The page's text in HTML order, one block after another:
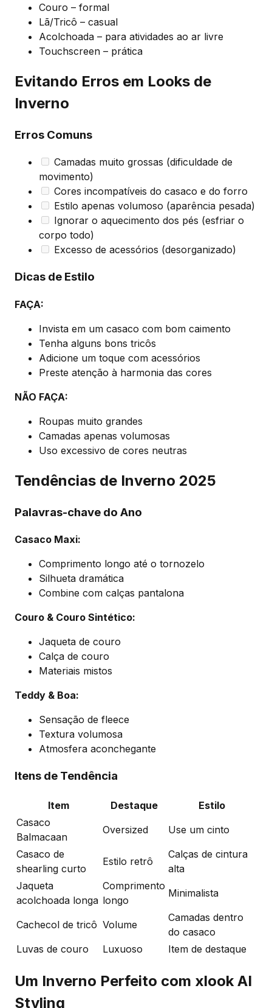
Couro – formal
Lã/Tricô – casual
Acolchoada – para atividades ao ar livre
Touchscreen – prática
Evitando Erros em Looks de
Inverno
Erros Comuns
Camadas muito grossas (dificuldade de
movimento)
Cores incompatíveis do casaco e do forro
Estilo apenas volumoso (aparência pesada)
Ignorar o aquecimento dos pés (esfriar o
corpo todo)
Excesso de acessórios (desorganizado)
Dicas de Estilo
FAÇA:
Invista em um casaco com bom caimento
Tenha alguns bons tricôs
Adicione um toque com acessórios
Preste atenção à harmonia das cores
NÃO FAÇA:
Roupas muito grandes
Camadas apenas volumosas
Uso excessivo de cores neutras
Tendências de Inverno 2025
Palavras-chave do Ano
Casaco Maxi:
Comprimento longo até o tornozelo
Silhueta dramática
Combine com calças pantalona
Couro & Couro Sintético:
Jaqueta de couro
Calça de couro
Materiais mistos
Teddy & Boa:
Sensação de fleece
Textura volumosa
Atmosfera aconchegante
Itens de Tendência
Item Destaque
Estilo
Casaco
Balmacaan
Oversized
Use um cinto
Casaco de
shearling curto
Estilo retrô
Calças de cintura
alta
Jaqueta
acolchoada longa
Comprimento
longo
Minimalista
Cachecol de tricô Volume
Camadas dentro
do casaco
Luvas de couro
Luxuoso Item de destaque
Um Inverno Perfeito com xlook AI
Styling